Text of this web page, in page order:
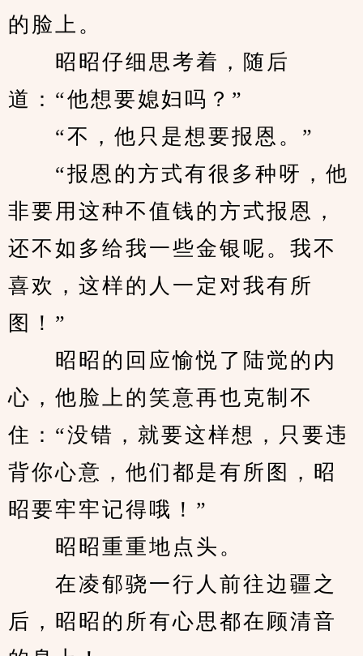
的脸上。
昭昭仔细思考着，随后
道：“他想要媳妇吗？”
“不，他只是想要报恩。”
“报恩的方式有很多种呀，他
非要用这种不值钱的方式报恩，
还不如多给我一些金银呢。我不
喜欢，这样的人一定对我有所
图！”
昭昭的回应愉悦了陆觉的内
心，他脸上的笑意再也克制不
住：“没错，就要这样想，只要违
背你心意，他们都是有所图，昭
昭要牢牢记得哦！”
昭昭重重地点头。
在凌郁骁一行人前往边疆之
后，昭昭的所有心思都在顾清音